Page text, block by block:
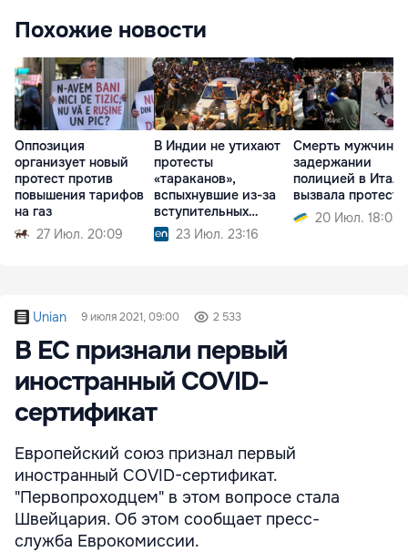
Похожие новости
Оппозиция
организует новый
протест против
повышения тарифов
на газ
27 Июл. 20:09
В Индии не утихают
протесты
«тараканов»,
вспыхнувшие из-за
вступительных
экзаменов
23 Июл. 23:16
Смерть мужчины
задержании
полицией в
вызвала протесты
20 Июл. 18:03
Unian 9 июля 2021, 09:00 2 533
В ЕС признали первый
иностранный COVID-
сертификат
Европейский союз признал первый
иностранный COVID-сертификат.
"Первопроходцем" в этом вопросе стала
Швейцария. Об этом сообщает пресс-
служба Еврокомиссии.